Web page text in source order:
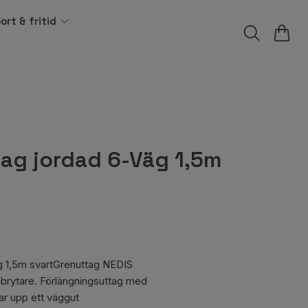
& fritid
jordad 6-Väg 1,5m
svartGrenuttag NEDIS
Förlängningsuttag med
upp ett väggut